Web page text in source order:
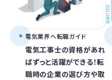
COLUMN
電気業界へ転職ガイド
電気工事士の資格があれ
ばずっと活躍ができる！転
職時の企業の選び方や取